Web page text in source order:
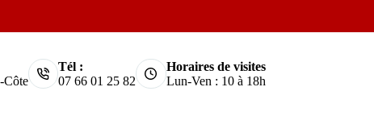
Côte
Tél :
07 66 01 25 82
Horaires de visites
Lun-Ven : 10 à 18h